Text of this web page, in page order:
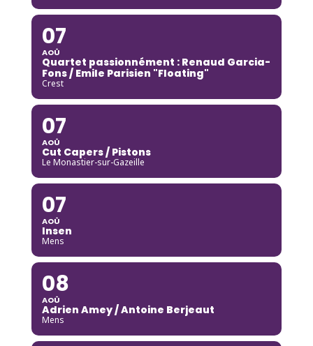
07
AOÛ
Quartet passionnément : Renaud Garcia-
Fons / Emile Parisien "Floating"
Crest
07
AOÛ
Cut Capers / Pistons
Le Monastier-sur-Gazeille
07
AOÛ
Insen
Mens
08
AOÛ
Adrien Amey / Antoine Berjeaut
Mens